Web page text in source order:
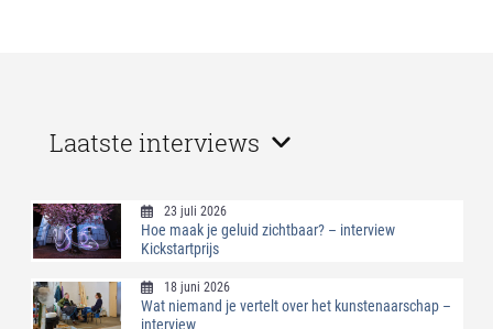
Laatste interviews
23 juli 2026
Hoe maak je geluid zichtbaar? – interview
Kickstartprijs
18 juni 2026
Wat niemand je vertelt over het kunstenaarschap –
interview